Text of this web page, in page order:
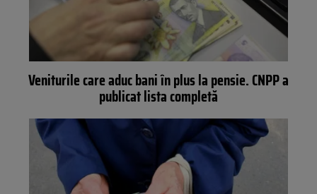
Veniturile care aduc bani în plus la pensie. CNPP a
publicat lista completă